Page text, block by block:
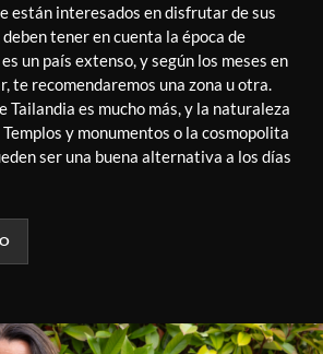
están interesados en disfrutar de sus
tener en cuenta la época de
un país extenso, y según los meses en
te recomendaremos una zona u otra.
Tailandia es mucho más, y la naturaleza
y monumentos o la cosmopolita
ser una buena alternativa a los días